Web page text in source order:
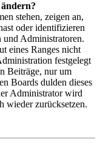
stehen, zeigen an,
oder identifizieren
und Administratoren.
eines Ranges nicht
festgelegt
Beiträge, nur um
Boards dulden dieses
Administrator wird
wieder zurücksetzen.